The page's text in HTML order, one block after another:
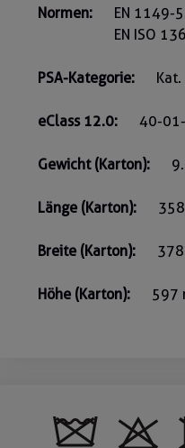
Normen:
EN 1149-
EN ISO
PSA-Kategorie: Kat. II
eClass 12.0: 40-
Gewicht (Karton):
Länge (Karton):
Breite (Karton):
Höhe (Karton): 597